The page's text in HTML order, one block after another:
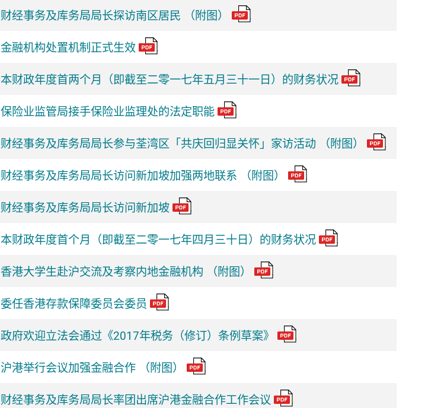
财经事务及库务局局长探访南区居民 （附图）
金融机构处置机制正式生效
本财政年度首两个月（即截至二零一七年五月三十一日）的财务状况
保险业监管局接手保险业监理处的法定职能
财经事务及库务局局长参与荃湾区「共庆回归显关怀」家访活动 （附图）
财经事务及库务局局长访问新加坡加强两地联系 （附图）
财经事务及库务局局长访问新加坡
本财政年度首个月（即截至二零一七年四月三十日）的财务状况
香港大学生赴沪交流及考察内地金融机构 （附图）
委任香港存款保障委员会委员
政府欢迎立法会通过《2017年税务（修订）条例草案》
沪港举行会议加强金融合作 （附图）
财经事务及库务局局长率团出席沪港金融合作工作会议